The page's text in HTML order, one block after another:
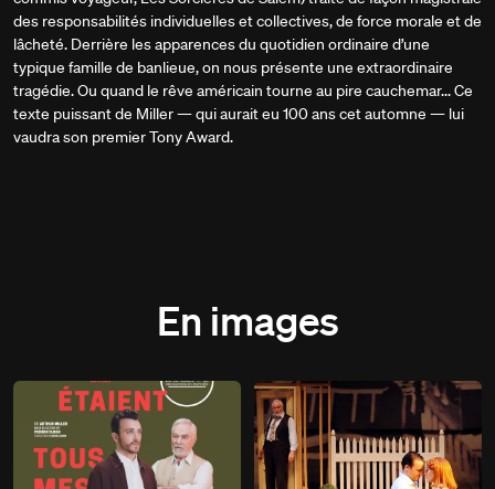
des responsabilités individuelles et collectives, de force morale et de
lâcheté. Derrière les apparences du quotidien ordinaire d’une
typique famille de banlieue, on nous présente une extraordinaire
tragédie. Ou quand le rêve américain tourne au pire cauchemar... Ce
texte puissant de Miller — qui aurait eu 100 ans cet automne — lui
vaudra son premier Tony Award.
En images